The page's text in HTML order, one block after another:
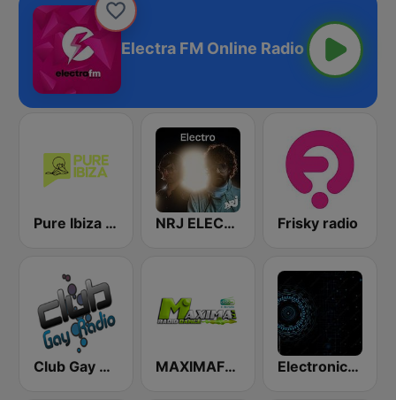
Electra FM Online Radio
Pure Ibiza Radio NRJ ELECTRO Frisky radio
Club Gay Radio MAXIMAFM DAB+ Electronica Radio FM